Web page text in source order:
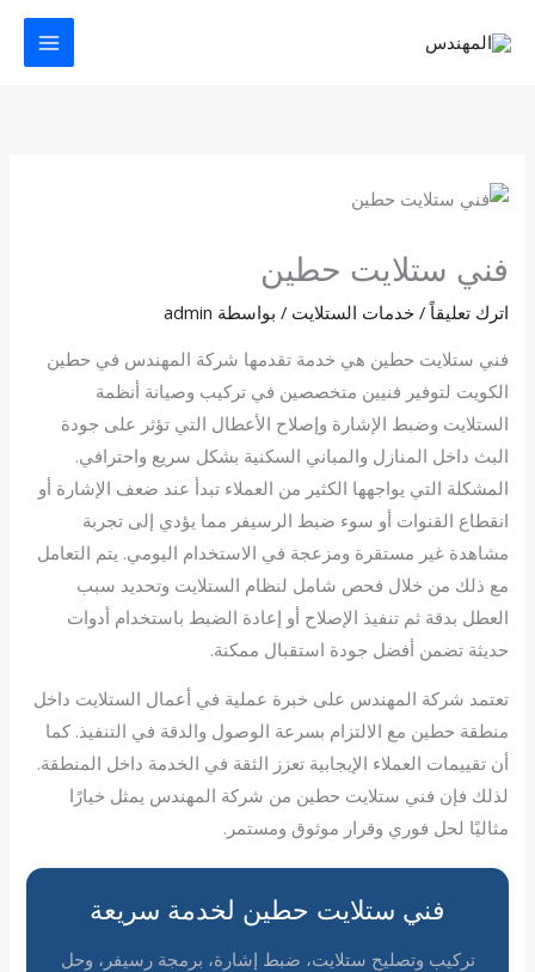
إلى
فني ستلايت حطين
اترك تعليقاً /خدمات الستلايت / بواسطة admin
فني ستلايت حطين هي خدمة تقدمها شركة المهندس في حطين
الكويت لتوفير فنيين متخصصين في تركيب وصيانة أنظمة
الستلايت وضبط الإشارة وإصلاح الأعطال التي تؤثر على جودة
البث داخل المنازل والمباني السكنية بشكل سريع واحترافي.
المشكلة التي يواجهها الكثير من العملاء تبدأ عند ضعف الإشارة أو
انقطاع القنوات أو سوء ضبط الرسيفر مما يؤدي إلى تجربة
مشاهدة غير مستقرة ومزعجة في الاستخدام اليومي. يتم التعامل
مع ذلك من خلال فحص شامل لنظام الستلايت وتحديد سبب
العطل بدقة ثم تنفيذ الإصلاح أو إعادة الضبط باستخدام أدوات
حديثة تضمن أفضل جودة استقبال ممكنة.
تعتمد شركة المهندس على خبرة عملية في أعمال الستلايت داخل
منطقة حطين مع الالتزام بسرعة الوصول والدقة في التنفيذ. كما
أن تقييمات العملاء الإيجابية تعزز الثقة في الخدمة داخل المنطقة.
لذلك فإن فني ستلايت حطين من شركة المهندس يمثل خيارًا
مثاليًا لحل فوري وقرار موثوق ومستمر.
فني ستلايت حطين لخدمة سريعة
تركيب وتصليح ستلايت، ضبط إشارة، برمجة رسيفر، وحل